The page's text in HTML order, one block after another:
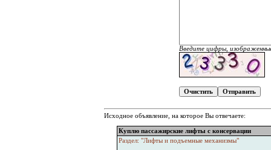
Введите цифры,
Исходное объявление, на которое Вы отвечаете:
Куплю пассажирские лифты с консервации
Раздел: "Лифты и подъемные механизмы"